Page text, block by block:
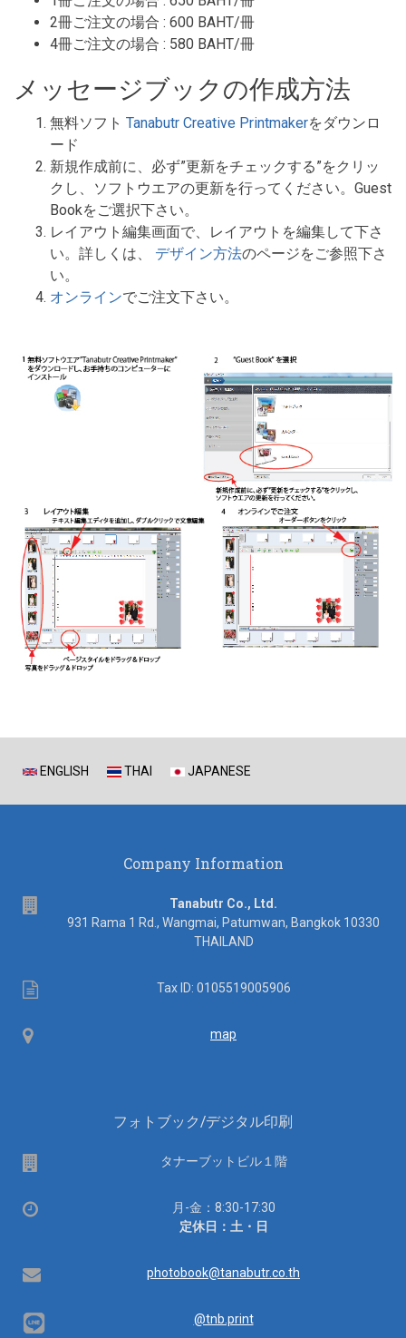
2冊ご注文の場合 : 600 BAHT/冊
4冊ご注文の場合 : 580 BAHT/冊
メッセージブックの作成方法
無料ソフト Tanabutr Creative Printmakerをダウンロ
ード
新規作成前に、必ず”更新をチェックする”をクリッ
クし、ソフトウエアの更新を行ってください。Guest
Bookをご選択下さい。
レイアウト編集画面で、レイアウトを編集して下さ
い。詳しくは、 デザイン方法のページをご参照下さ
い。
オンラインでご注文下さい。
ENGLISH THAI JAPANESE
Company Information
Tanabutr Co., Ltd.
931 Rama 1 Rd., Wangmai, Patumwan, Bangkok 10330
THAILAND
Tax
Tax ID: 0105519005906
Map map
フォトブック/デジタル印刷
タナーブットビル１階
営
月-金：8:30-17:30
定休日：土・日
Email photobook@tanabutr.co.th
@tnb.print